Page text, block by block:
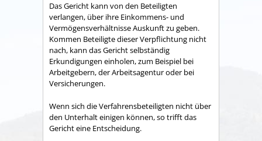
Das Gericht kann von den Beteiligten
verlangen, über ihre Einkommens- und
Vermögensverhältnisse Auskunft zu geben.
Kommen Beteiligte dieser Verpflichtung nicht
nach, kann das Gericht selbständig
Erkundigungen einholen, zum Beispiel bei
Arbeitgebern, der Arbeitsagentur oder bei
Versicherungen.
Wenn sich die Verfahrensbeteiligten nicht über
den Unterhalt einigen können, so trifft das
Gericht eine Entscheidung.